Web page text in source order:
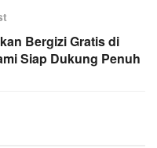
Bergizi Gratis di
Siap Dukung Penuh